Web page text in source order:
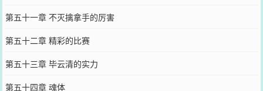
第五十一章 不灭擒拿手的厉害
第五十二章 精彩的比赛
第五十三章 毕云清的实力
第五十四章 魂体